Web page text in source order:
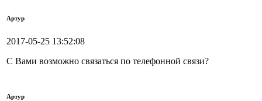
Артур
2017-05-25 13:52:08
С Вами возможно связаться по телефонной связи?
Артур